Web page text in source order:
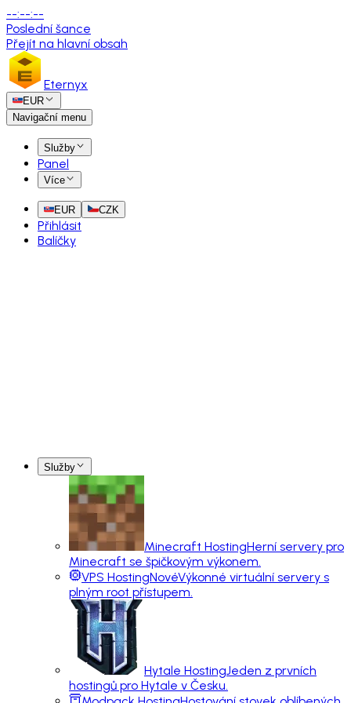
--:--:--
Poslední šance
Přejít na hlavní obsah
Eternyx
EUR
Navigační menu
Služby
Panel
Více
EUR CZK
Přihlásit
Balíčky
Služby
Minecraft HostingHerní servery pro
Minecraft se špičkovým výkonem.
VPS HostingNovéVýkonné virtuální servery s
plným root přístupem.
Hytale HostingJeden z prvních
hostingů pro Hytale v Česku.